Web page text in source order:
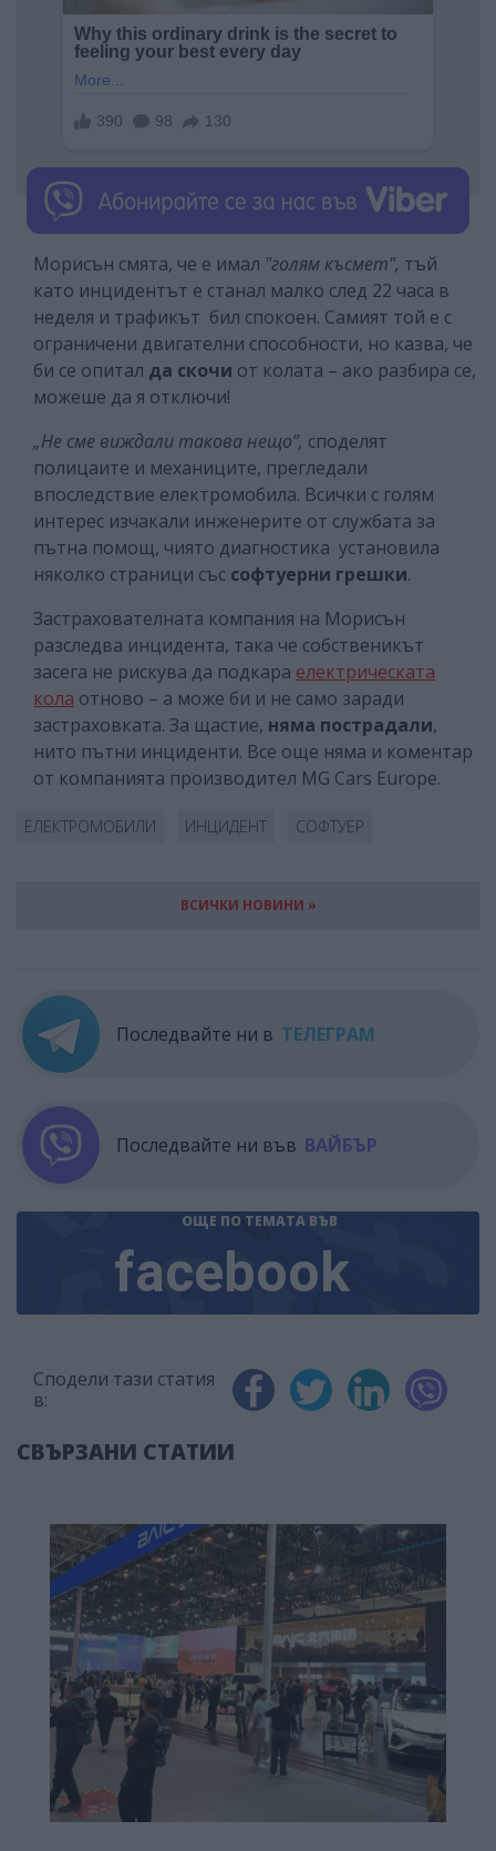
Морисън смята, че е имал "голям късмет", тъй
като инцидентът е станал малко след 22 часа в
неделя и трафикът бил спокоен. Самият той е с
ограничени двигателни способности, но казва, че
би се опитал да скочи от колата – ако разбира се,
можеше да я отключи!
„Не сме виждали такова нещо”, споделят
полицаите и механиците, прегледали
впоследствие електромобила. Всички с голям
интерес изчакали инженерите от службата за
пътна помощ, чиято диагностика установила
няколко страници със софтуерни грешки.
Застрахователната компания на Морисън
разследва инцидента, така че собственикът
засега не рискува да подкара електрическата
кола отново – а може би и не само заради
застраховката. За щастие, няма пострадали,
нито пътни инциденти. Все още няма и коментар
от компанията производител MG Cars Europe.
ЕЛЕКТРОМОБИЛИ ИНЦИДЕНТ СОФТУЕР
ВСИЧКИ НОВИНИ »
Последвайте ни в ТЕЛЕГРАМ
Последвайте ни във ВАЙБЪР
ОЩЕ ПО ТЕМАТА ВЪВ
facebook
Сподели тази статия
в:
СВЪРЗАНИ СТАТИИ